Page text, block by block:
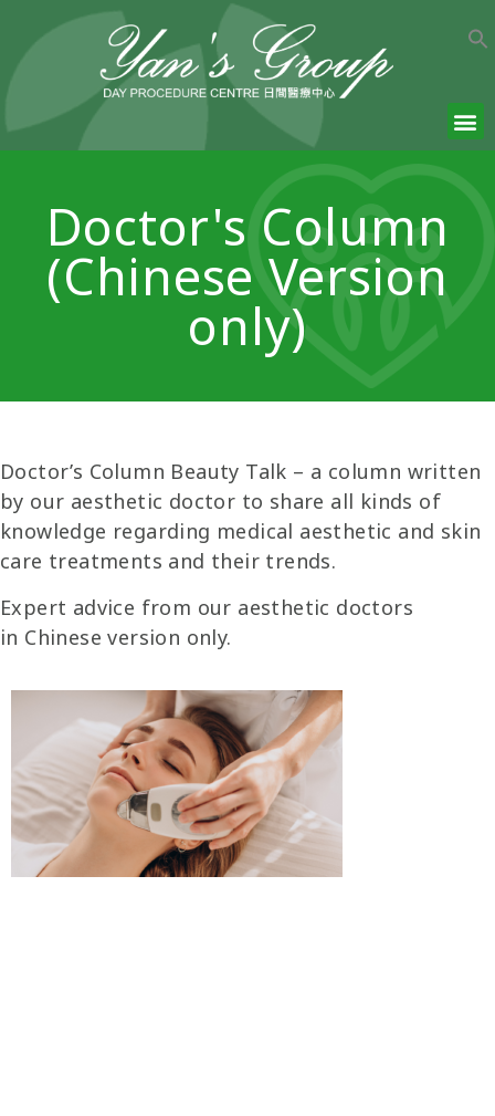
Doctor's Column
(Chinese Version
only)
Doctor’s Column Beauty Talk – a column written
by our aesthetic doctor to share all kinds of
knowledge regarding medical aesthetic and skin
care treatments and their trends.
Expert advice from our aesthetic doctors
in Chinese version only.